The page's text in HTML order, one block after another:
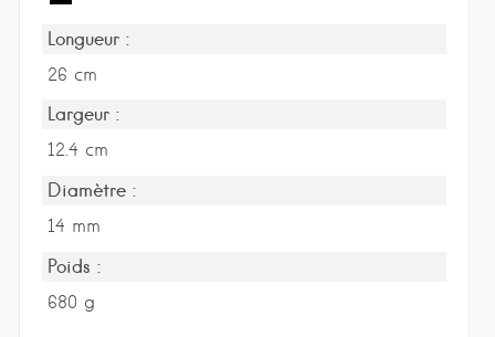
Longueur :
26 cm
Largeur :
12.4 cm
Diamètre :
14 mm
Poids :
680 g